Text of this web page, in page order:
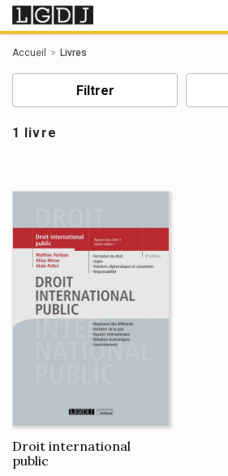
Accueil Livres
Filtrer
1 livre
Droit international
public
Panneau de gestion des cookies